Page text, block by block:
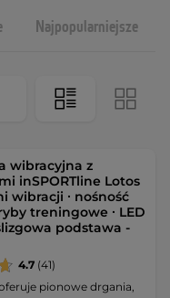
Najpopularniejsze
wibracyjna z
inSPORTline Lotos
wibracji ∙ nośność
treningowe ∙ LED
podstawa -
4.7 (41)
pionowe drgania,